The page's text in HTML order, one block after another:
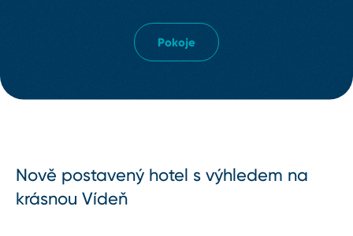
Pokoje
Nově postavený hotel s výhledem na
krásnou Vídeň